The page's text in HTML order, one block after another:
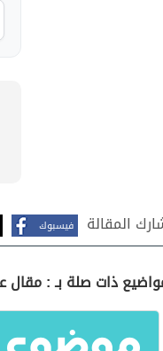
المقالة فيسبوك
ذات صلة بـ :